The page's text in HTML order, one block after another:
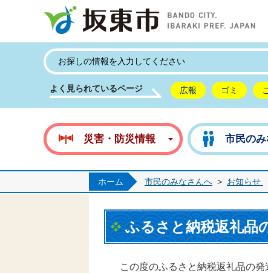
よく見られているページ 広報 ゴミ
災害・防災情報 市民の
ホーム 市民のみなさんへ > お知らせ
ふるさと納税返礼品
この度のふるさと納税返礼品の発